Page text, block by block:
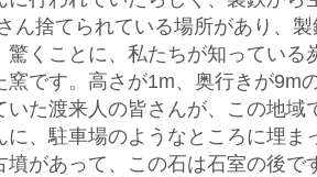
ん捨てられている場所があり、
驚くことに、私たちが知っている
窯です。高さが1m、奥行きが9m
いた渡来人の皆さんが、この地域
に、駐車場のようなところに埋ま
墳があって、この石は石室の後